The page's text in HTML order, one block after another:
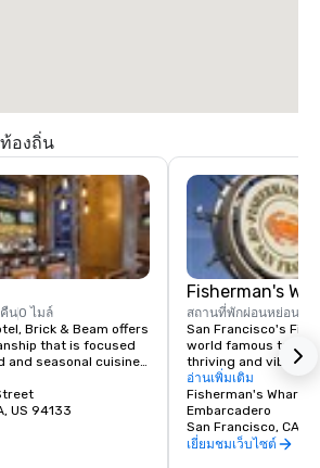
องถิ่น
น0 ไมล์
Brick & Beam offers
that is focused
and seasonal cuisine.
program is a fresh
food, which
menu of carefully
local foods. From
US 94133
Fisherman's
สถานที่พักผ่อนหย่อนใจ
San Francisco's
world famous
thriving and vibrant
and commercial
class dining,
endless
Wharf is truly the
Francisco
อ่านเพิ่มเติม
Fisherman's Wharf
Embarcadero
San Francisco, CA,
เยี่ยมชมเว็บไซต์